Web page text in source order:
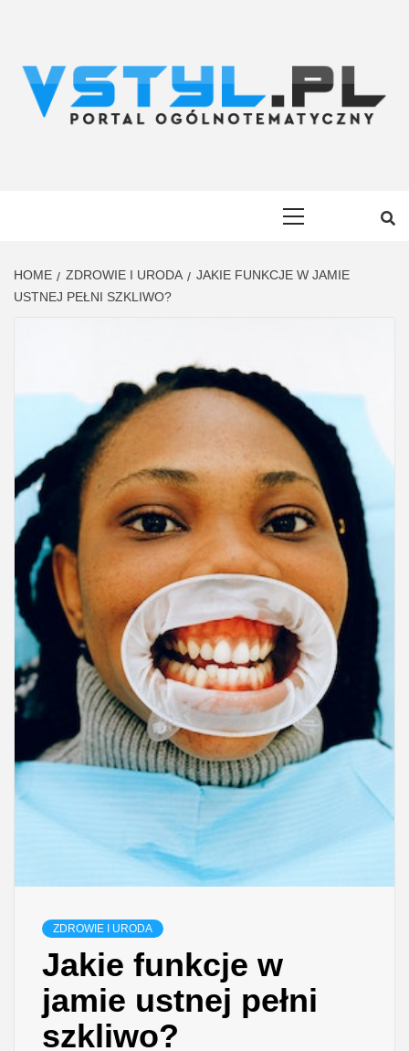
HOME ZDROWIE I URODA
JAKIE FUNKCJE W JAMIE
USTNEJ PEŁNI SZKLIWO?
ZDROWIE I URODA
Jakie funkcje w
jamie ustnej pełni
szkliwo?